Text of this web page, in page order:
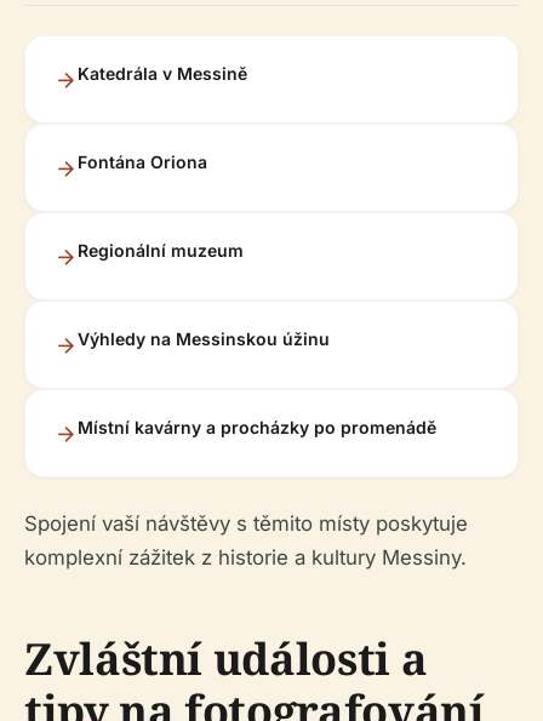
Katedrála v Messině
Fontána Oriona
Regionální muzeum
Výhledy na Messinskou úžinu
Místní kavárny a procházky po promenádě
Spojení vaší návštěvy s těmito místy poskytuje
komplexní zážitek z historie a kultury Messiny.
Zvláštní události a